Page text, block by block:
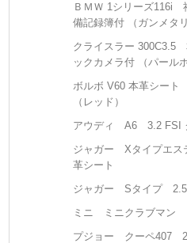
ＢＭＷ 1シリーズ
備記録簿付 （ガンメタ
クライスラー
ックカメラ付 （パール
ボルボ V60 本革シー
（レッド）
アウディ A6 3.2 FSI
ジャガー Xタイプエ
革シート
ジャガー Sタイプ
ミニ ミニクラブマン
プジョー クーペ407